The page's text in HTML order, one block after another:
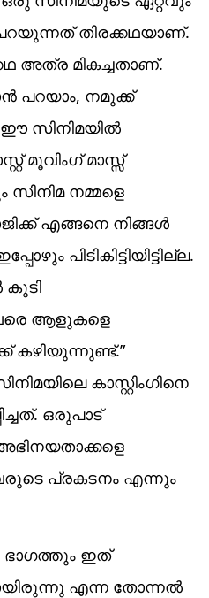
തിരക്കഥയാണ്.
അത്ര മികച്ചതാണ്.
പറയാം, നമുക്ക്
സിനിമയിൽ
മൂവിംഗ് മാസ്സ്
സിനിമ നമ്മളെ
എങ്ങനെ നിങ്ങൾ
പിടികിട്ടിയിട്ടില്ല.
കൂടി
ആളുകളെ
കഴിയുന്നുണ്ട്.”
കാസ്റ്റിംഗിനെ
ഒരുപാട്
പ്രകടനം എന്നും
ഭാഗത്തും ഇത്
എന്ന തോന്നൽ